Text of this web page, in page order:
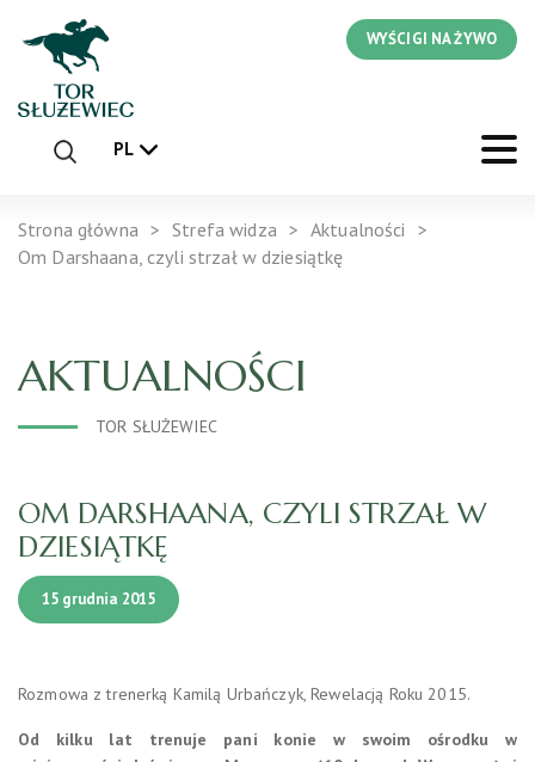
WYŚCIGI NA ŻYWO
PL
Strona główna Strefa widza
Aktualności
Om Darshaana, czyli strzał w dziesiątkę
AKTUALNOŚCI
TOR SŁUŻEWIEC
OM DARSHAANA, CZYLI STRZAŁ W
DZIESIĄTKĘ
15 grudnia 2015
Rozmowa z trenerką Kamilą Urbańczyk, Rewelacją Roku 2015.
Od kilku lat trenuje pani konie w swoim ośrodku w